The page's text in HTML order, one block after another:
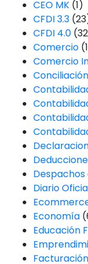
CEO MK(1)
CFDI 3.3
CFDI 4.0
Comercio
Comercio
Diario
Economía
Educación
Facturación